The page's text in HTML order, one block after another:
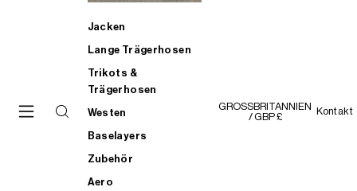
Jacken
Lange Trägerhosen
Trikots &
Trägerhosen
Westen
Baselayers
Zubehör
Aero
GROSSBRITANNIEN
/ GBP £
Kontakt